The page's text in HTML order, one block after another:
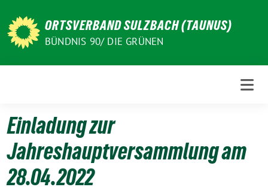
zum
Inhalt
ORTSVERBAND SULZBACH (TAUNUS)
BÜNDNIS 90/ DIE GRÜNEN
Einladung zur
Jahreshauptversammlung am
28.04.2022